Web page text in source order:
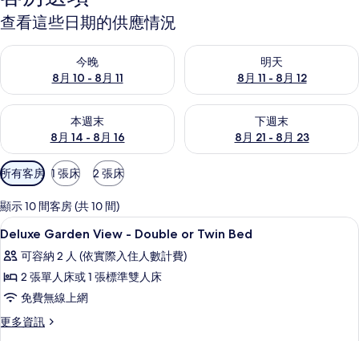
查看這些日期的供應情況
今晚
8月 10 - 8月 11
查看今晚 (8月 10 - 8月 11) 的供應情況
明天
8月 11 - 8月 12
查看明天 (8月 11 - 8月 12) 的供
本週末
8月 14 - 8月 16
查看本週末 (8月 14 - 8月 16) 的供應情況
下週末
8月 21 - 8月 23
查看下週末 (8月 21 - 8月 23)
可
用
的
客
房
篩
選
條
所有客房 1 張床 2 張床
顯示 10 間客房 (共 10 間)
顯
示
Deluxe
Garden
View
-
迷你吧、書桌、遮光布/窗簾、免費搖
9
Deluxe Garden View - Double or Twin Bed
可容納 2 人 (依實際入住人數計費)
2 張單人床或 1 張標準雙人床
免費無線上網
更多資訊
更